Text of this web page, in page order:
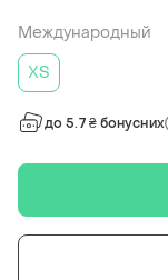
Международный
ХS
до 5.7 ₴ бонусних